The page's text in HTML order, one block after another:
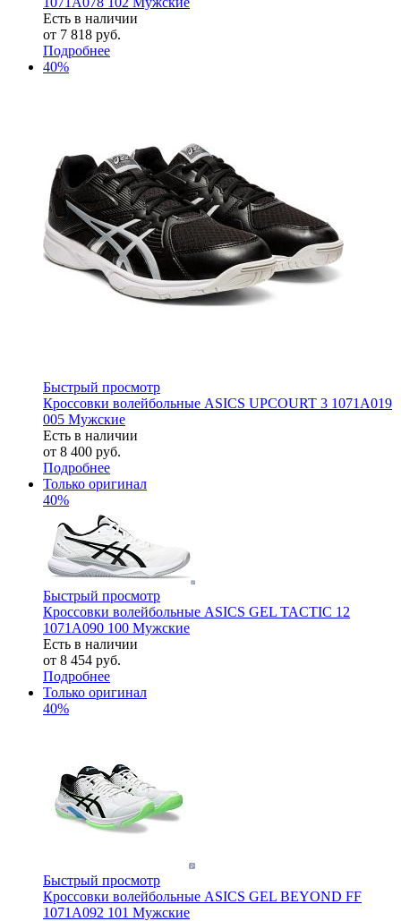
Есть в наличии
от 7 818 руб.
Подробнее
40%
Быстрый просмотр
Кроссовки волейбольные ASICS UPCOURT 3 1071A019
005 Мужские
Есть в наличии
от 8 400 руб.
Подробнее
Только оригинал
40%
Быстрый просмотр
Кроссовки волейбольные ASICS GEL TACTIC 12
1071A090 100 Мужские
Есть в наличии
от 8 454 руб.
Подробнее
Только оригинал
40%
Быстрый просмотр
Кроссовки волейбольные ASICS GEL BEYOND FF
1071A092 101 Мужские